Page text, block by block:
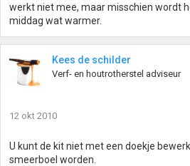
werkt niet mee, maar misschien wordt
middag wat warmer.
Kees de schilder
Verf- en houtrotherstel adviseur
12 okt 2010
U kunt de kit niet met een doekje
smeerboel worden.